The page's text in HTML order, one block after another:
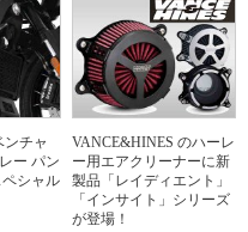
チャ
ー パン
ペシャル
VANCE&HINES のハーレ
ー用エアクリーナーに新
製品「レイディエント」
「インサイト」シリーズ
が登場！